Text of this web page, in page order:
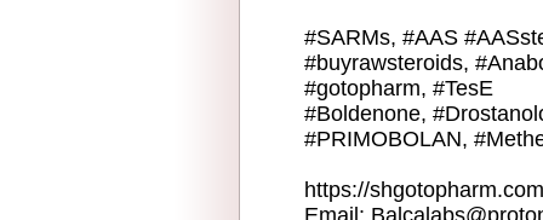
#SARMs, #AAS
#buyrawsteroids,
#gotopharm, #TesE
#Boldenone,
#PRIMOBOLAN,
https://
Email: